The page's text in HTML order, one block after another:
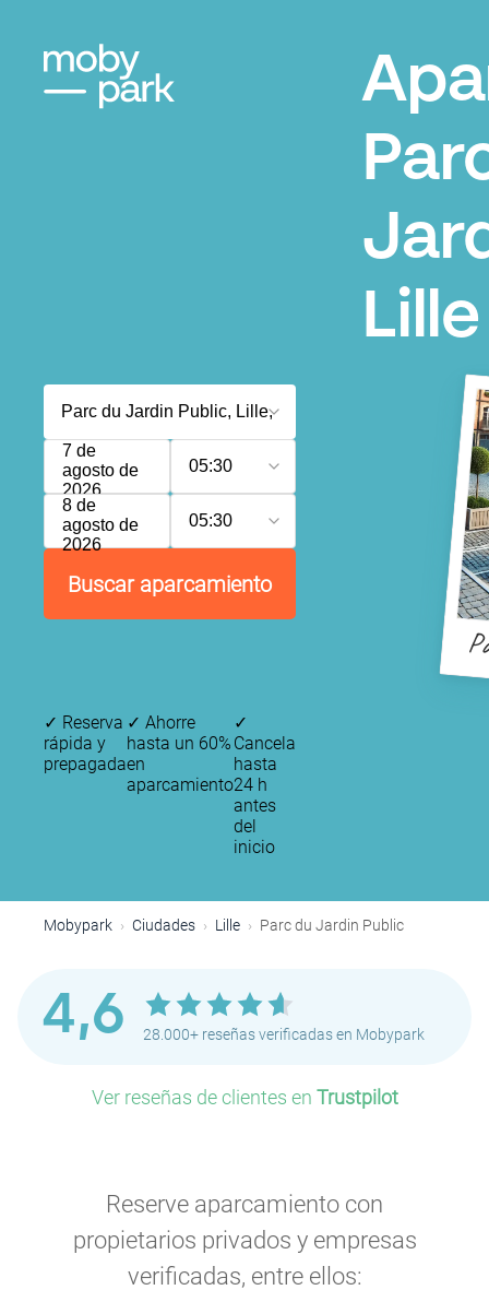
Lille
7 de
agosto de
2026
05:30
8 de
agosto de
2026
05:30
Buscar aparcamiento
✓ Reserva
rápida y
prepagada
✓ Ahorre
hasta un 60%
en
aparcamiento
✓
Cancela
hasta
24 h
antes
del
inicio
Mobypark Ciudades Lille Parc du Jardin Public
4,6 28.000+ reseñas verificadas en Mobypark
Ver reseñas de clientes en Trustpilot
Reserve aparcamiento con
propietarios privados y empresas
verificadas, entre ellos: